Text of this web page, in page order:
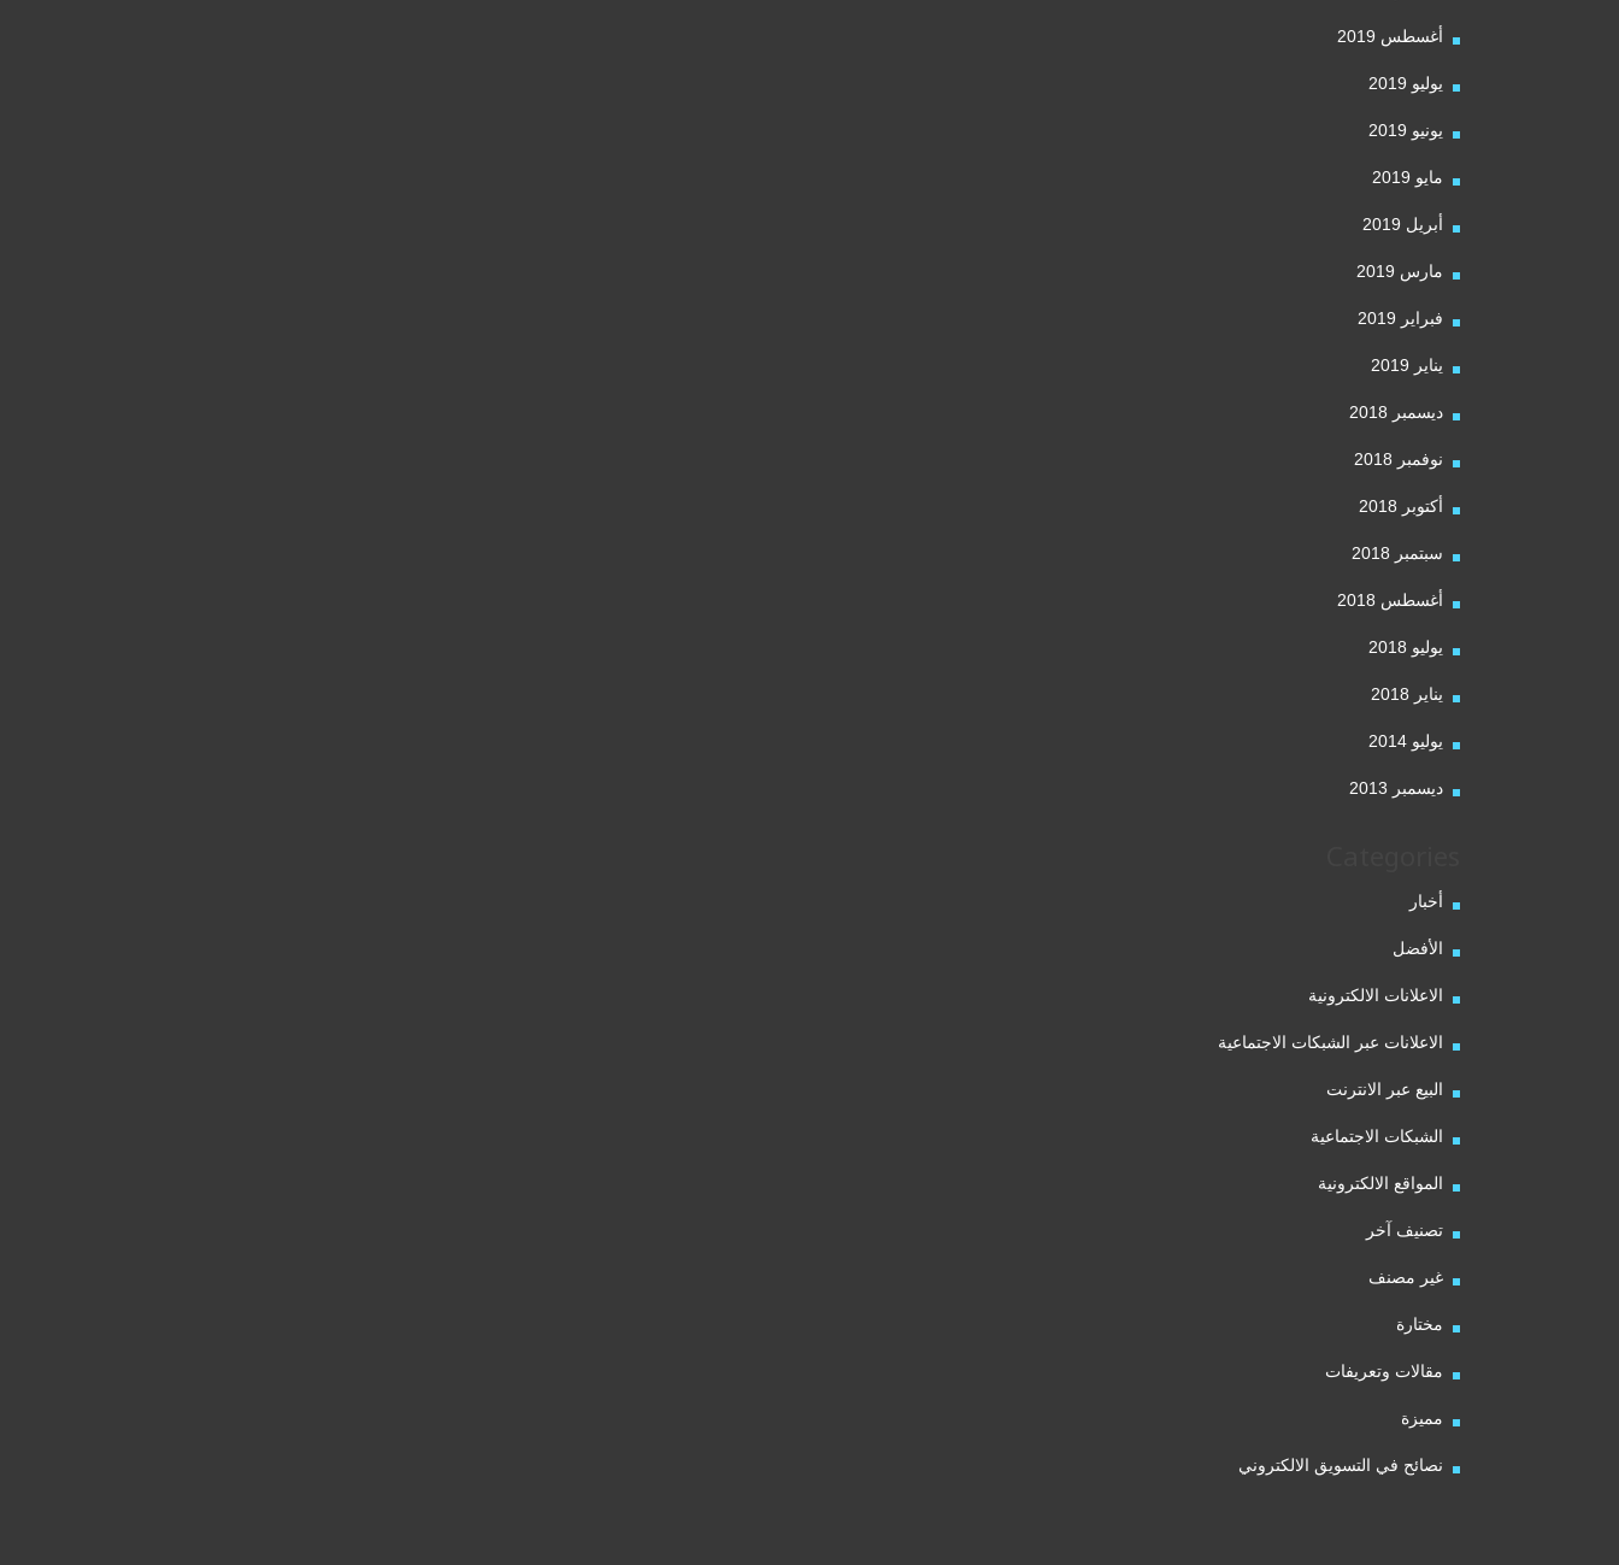
أغسطس 2019
يوليو 2019
يونيو 2019
مايو 2019
أبريل 2019
مارس 2019
فبراير 2019
يناير 2019
ديسمبر 2018
نوفمبر 2018
أكتوبر 2018
سبتمبر 2018
أغسطس 2018
يوليو 2018
يناير 2018
يوليو 2014
ديسمبر 2013
أخبار
الأفضل
الاعلانات الالكترونية
الاعلانات عبر الشبكات الاجتماعية
البيع عبر الانترنت
الشبكات الاجتماعية
المواقع الالكترونية
تصنيف آخر
غير مصنف
مختارة
مقالات وتعريفات
مميزة
نصائح في التسويق الالكتروني